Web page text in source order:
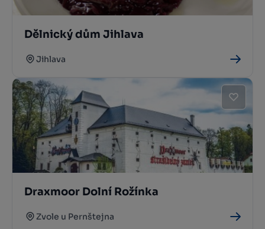
Dělnický dům Jihlava
Jihlava
Draxmoor Dolní Rožínka
Zvole u Pernštejna